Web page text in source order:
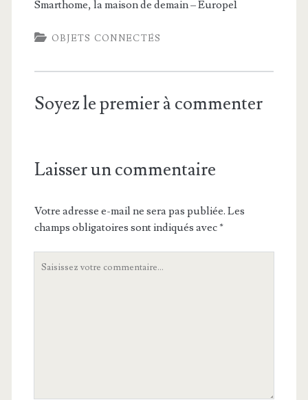
Smarthome, la maison de demain – Europe1
OBJETS CONNECTÉS
Soyez le premier à commenter
Laisser un commentaire
Votre adresse e-mail ne sera pas publiée. Les
champs obligatoires sont indiqués avec*